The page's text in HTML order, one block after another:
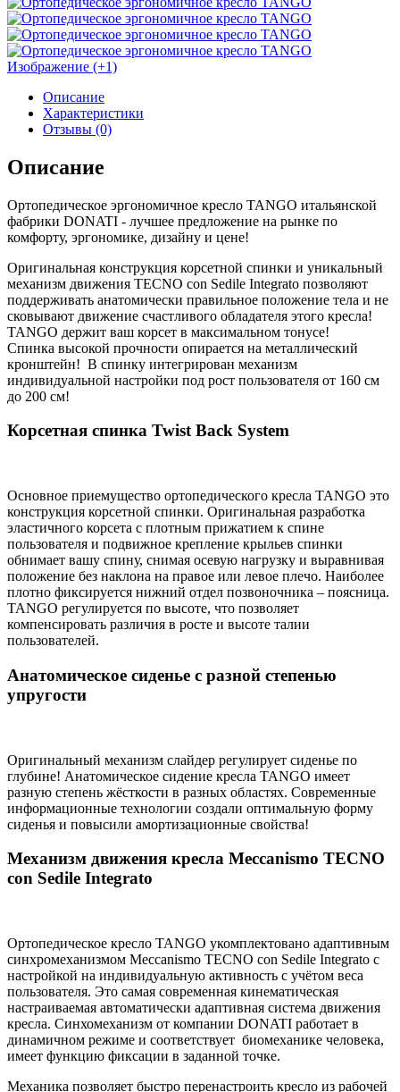
Изображение (+1)
Описание
Характеристики
Отзывы (0)
Описание
Ортопедическое эргономичное кресло TANGO итальянской
фабрики DONATI - лучшее предложение на рынке по
комфорту, эргономике, дизайну и цене!
Оригинальная конструкция корсетной спинки и уникальный
механизм движения TECNO con Sedile Integrato позволяют
поддерживать анатомически правильное положение тела и не
сковывают движение счастливого обладателя этого кресла!
TANGO держит ваш корсет в максимальном тонусе!
Спинка высокой прочности опирается на металлический
кронштейн! В спинку интегрирован механизм
индивидуальной настройки под рост пользователя от 160 см
до 200 см!
Корсетная спинка Twist Back System
Основное приемущество ортопедического кресла TANGO это
конструкция корсетной спинки. Оригинальная разработка
эластичного корсета с плотным прижатием к спине
пользователя и подвижное крепление крыльев спинки
обнимает вашу спину, снимая осевую нагрузку и выравнивая
положение без наклона на правое или левое плечо. Наиболее
плотно фиксируется нижний отдел позвоночника – поясница.
TANGO регулируется по высоте, что позволяет
компенсировать различия в росте и высоте талии
пользователей.
Анатомическое сиденье с разной степенью
упругости
Оригинальный механизм слайдер регулирует сиденье по
глубине! Анатомическое сидение кресла TANGO имеет
разную степень жёсткости в разных областях. Современные
информационные технологии создали оптимальную форму
сиденья и повысили амортизационные свойства!
Механизм движения кресла Meccanismo TECNO
con Sedile Integrato
Ортопедическое кресло TANGO укомплектовано адаптивным
синхромеханизмом Meccanismo TECNO con Sedile Integrato с
настройкой на индивидуальную активность с учётом веса
пользователя. Это самая современная кинематическая
настраиваемая автоматически адаптивная система движения
кресла. Синхомеханизм от компании DONATI работает в
динамичном режиме и соответствует биомеханике человека,
имеет функцию фиксации в заданной точке.
Механика позволяет быстро перенастроить кресло из рабочей